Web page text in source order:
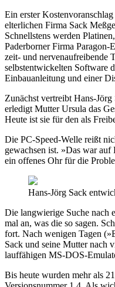
Ein erster
elterlichen Firma Sack
Schnellstens werden
Paderborner Firma
zeit- und nervenaufreibende
selbstentwickelten Software
Einbauanleitung und einer
Zunächst vertreibt Hans-
erledigt Mutter Ursula das
Heute ist sie für den als
Die PC-Speed-Welle reißt
gewachsen ist. »Das war
ein offenes Ohr für die
Hans-Jörg Sack
Die langwierige Suche nach
mal an, was die so sagen.
fort. Nach wenigen Tagen
Sack und seine Mutter nach
lauffähigen MS-DOS-
Bis heute wurden mehr als